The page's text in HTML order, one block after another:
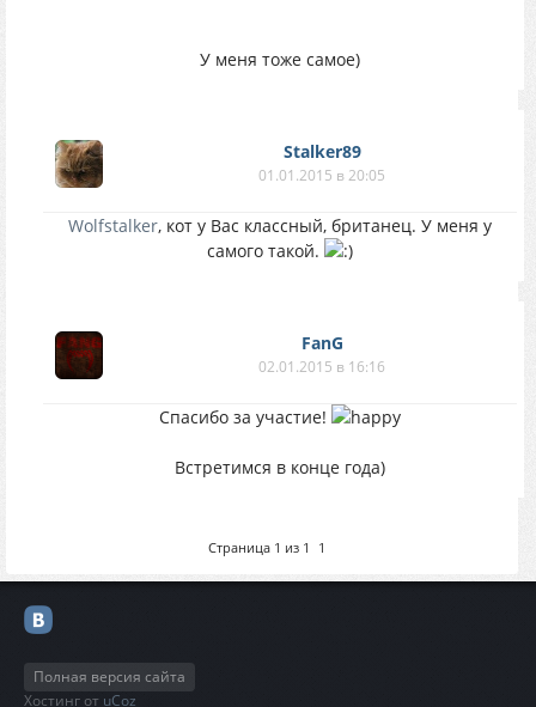
У меня тоже самое)
Stalker89
01.01.2015 в 20:05
Wolfstalker, кот у Вас классный, британец. У меня у
самого такой.
FanG
02.01.2015 в 16:16
Спасибо за участие!
Встретимся в конце года)
Страница 1 из 1 1
Полная версия сайта
Хостинг от uCoz